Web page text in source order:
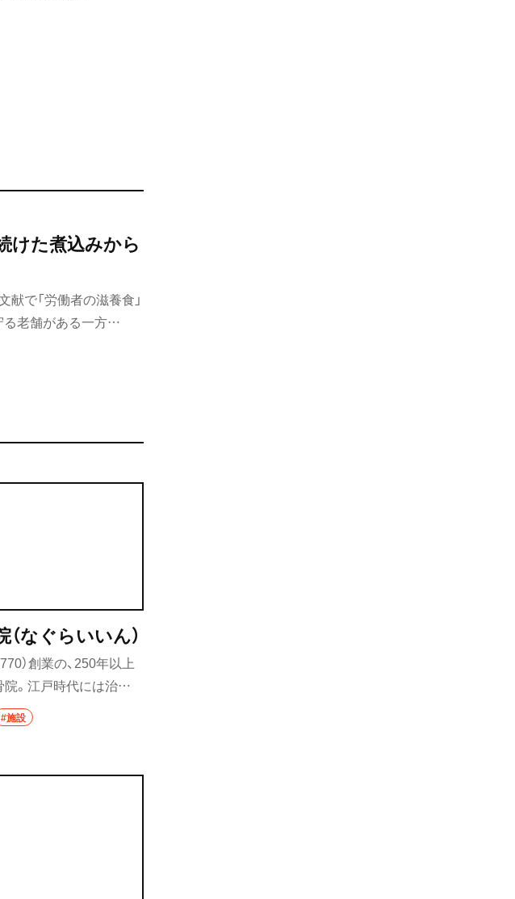
けた煮込みから
で「労働者の滋養食」
老舗がある一方
にネオンが連なる“飲
なぐらいいん）
）創業の、250年以上
院。江戸時代には治療
、関東全域から患者が
的にも名が広まったと
。
#施設